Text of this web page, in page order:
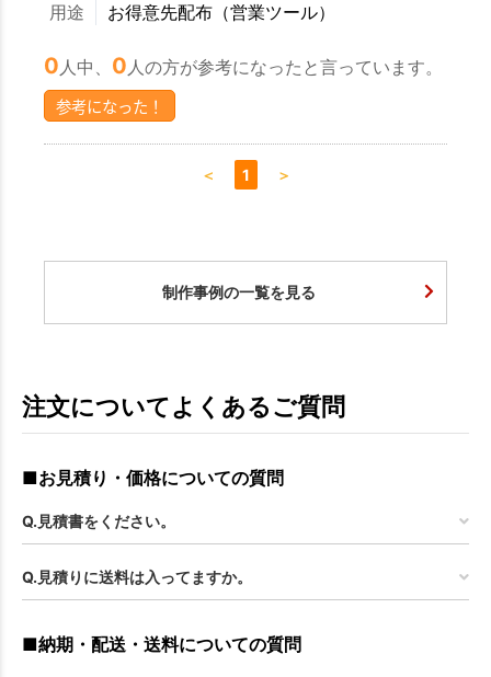
用途 お得意先配布（営業ツール）
0 人中、 0 人の方が参考になったと言っています。
参考になった！
＜ 1 ＞
制作事例の一覧を見る
注文についてよくあるご質問
■お見積り・価格についての質問
Q.見積書をください。
Q.見積りに送料は入ってますか。
■納期・配送・送料についての質問